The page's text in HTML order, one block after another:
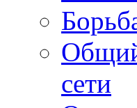
сети